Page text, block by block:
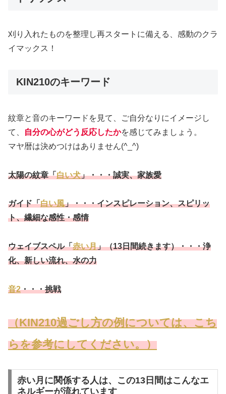
刈り入れたものを整理し再スタートに備える、感動のクラ
イマックス！
KIN210のキーワード
紋章と音のキーワードを見て、ご自分なりにイメージし
て、
自分の心がどう反応したかを感じてみましょう。
マヤ暦は決めつけはありません(^_^)
太陽の紋章「白い犬」・・・誠実、家族愛
ガイド「白い風」・・・インスピレーション、スピリッ
ト、繊細な感性・感情
ウェイブスペル「赤い月」（13日間続きます）・・・浄
化、新しい流れ、水の力
音2・・・挑戦
（KIN210過ごし方の例については、こち
らを参考にしてください。）
赤い月に関係する人は、この13日間はこんなエ
ネルギーが流れています